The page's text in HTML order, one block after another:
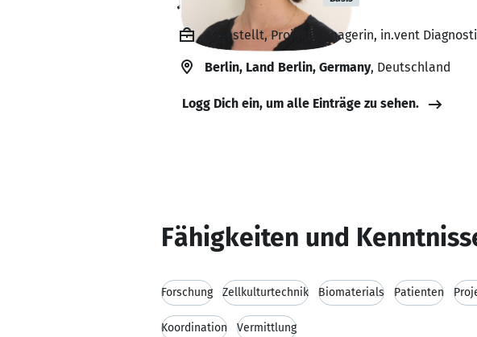
Angestellt, Projektmanagerin, in.vent
Berlin, Land Berlin, Germany, Deutschland
Logg Dich ein, um alle Einträge zu sehen.
Fähigkeiten und
Forschung Zellkulturtechnik Biomaterials Patienten
Koordination Vermittlung